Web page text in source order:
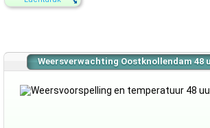
Weersverwachting Oostknollendam 48